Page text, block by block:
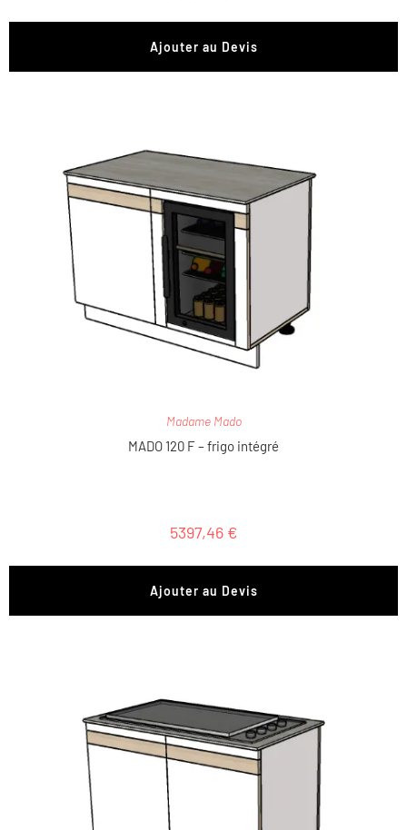
Ajouter au Devis
Madame Mado
MADO 120 F – frigo intégré
5397,46 €
Ajouter au Devis